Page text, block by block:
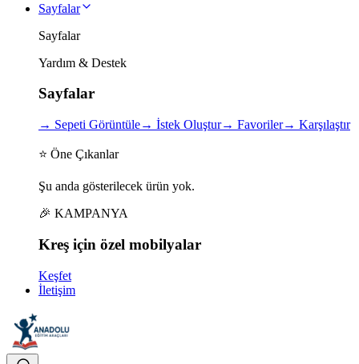
Sayfalar
Sayfalar
Yardım & Destek
Sayfalar
→ Sepeti Görüntüle→ İstek Oluştur→ Favoriler→ Karşılaştır
⭐ Öne Çıkanlar
Şu anda gösterilecek ürün yok.
🎉 KAMPANYA
Kreş için özel mobilyalar
Keşfet
İletişim